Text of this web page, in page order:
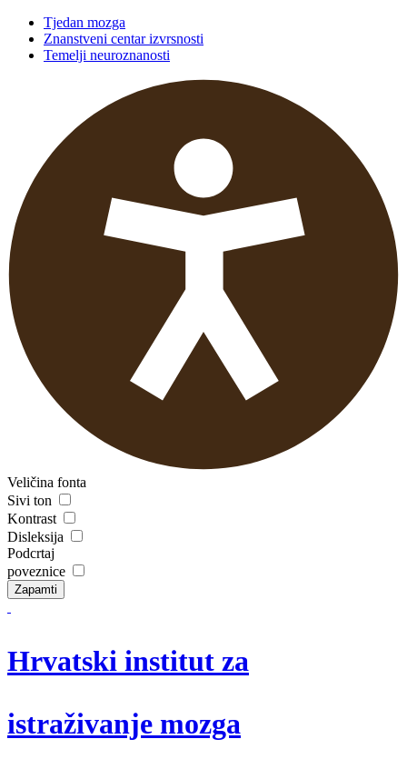
Tjedan mozga
Znanstveni centar izvrsnosti
Temelji neuroznanosti
Veličina fonta
Sivi ton
Kontrast
Disleksija
Podcrtaj
poveznice
Zapamti
Hrvatski institut za
istraživanje mozga